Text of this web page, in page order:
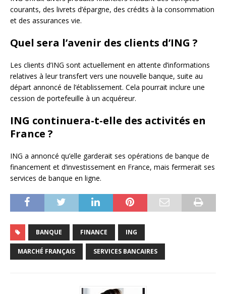
courants, des livrets d’épargne, des crédits à la consommation
et des assurances vie.
Quel sera l’avenir des clients d’ING ?
Les clients d’ING sont actuellement en attente d’informations
relatives à leur transfert vers une nouvelle banque, suite au
départ annoncé de l’établissement. Cela pourrait inclure une
cession de portefeuille à un acquéreur.
ING continuera-t-elle des activités en
France ?
ING a annoncé qu’elle garderait ses opérations de banque de
financement et d’investissement en France, mais fermerait ses
services de banque en ligne.
BANQUE FINANCE ING
MARCHÉ FRANÇAIS SERVICES BANCAIRES